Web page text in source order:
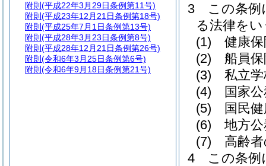
3
この条例
る法律を
(1)
健康
(2)
船員
(3)
私立
(4)
国家
(5)
国民
(6)
地方
(7)
高齢
4
この条例
附則 (平成22年3月29日条例第11号)
附則 (平成23年12月21日条例第18号)
附則 (平成25年7月1日条例第13号)
附則 (平成28年3月23日条例第8号)
附則 (平成28年12月21日条例第26号)
附則 (令和6年3月25日条例第6号)
附則 (令和6年9月18日条例第21号)